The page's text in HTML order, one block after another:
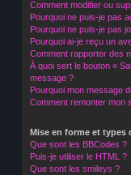
Comment modifier ou
Pourquoi ne puis-je pas
Pourquoi ne puis-je pas
Pourquoi ai-je reçu un
Comment rapporter des
À quoi sert le bouton «
message ?
Pourquoi mon message
Comment remonter mon
Mise en forme et types
Que sont les BBCodes ?
Puis-je utiliser le HTML ?
Que sont les smileys ?